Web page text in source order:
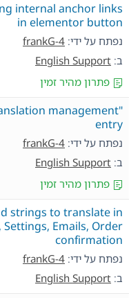
internal anchor links
in elementor button
נפתח על ידי: frankG-4
ב: English Support
פתרון מהיר זמין
management"
entry
נפתח על ידי: frankG-4
ב: English Support
פתרון מהיר זמין
strings to translate in
Emails, Order
confirmation
נפתח על ידי: frankG-4
ב: English Support